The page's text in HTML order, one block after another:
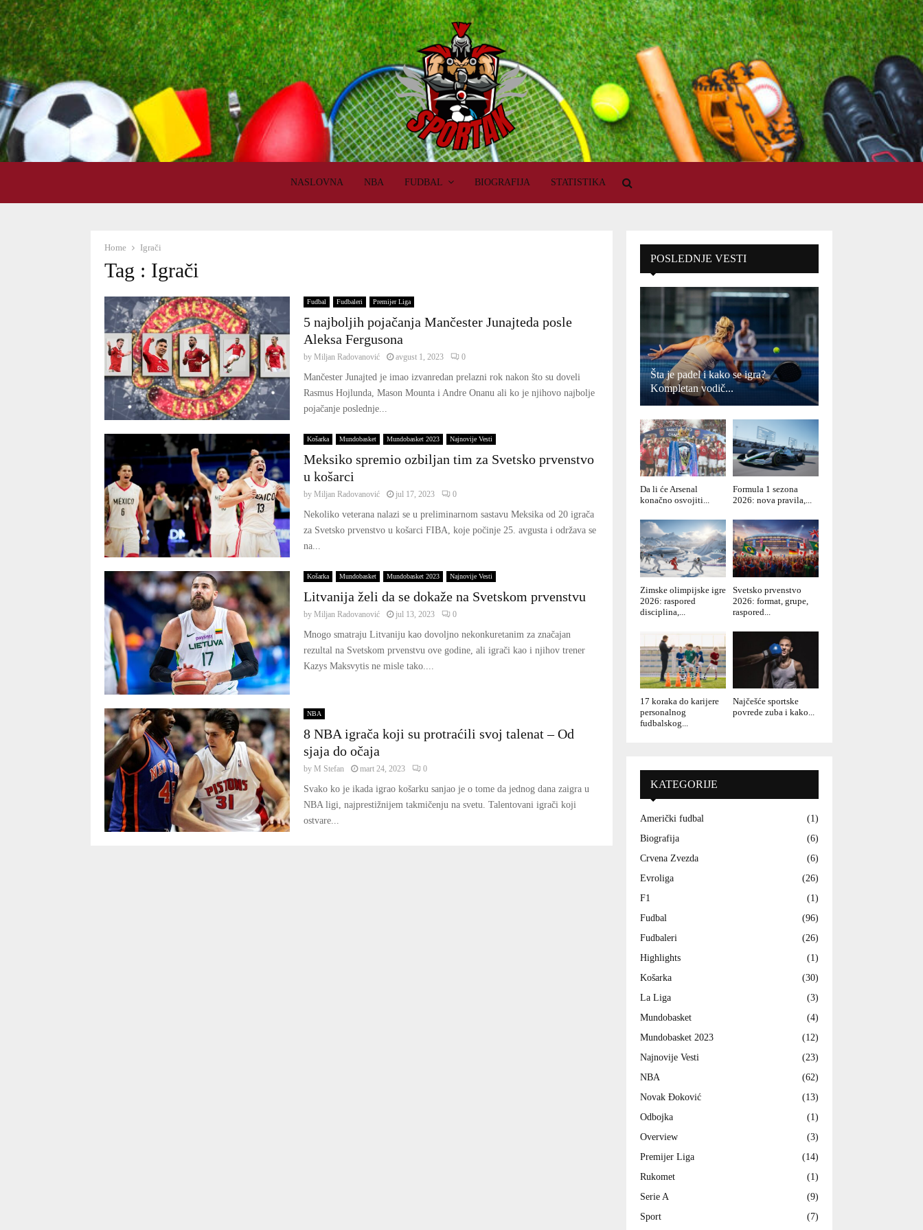
NASLOVNA NBA FUDBAL BIOGRAFIJA STATISTIKA
Home Igrači
Tag : Igrači
Fudbal Fudbaleri Premijer Liga
5 najboljih pojačanja Mančester Junajteda posle
Aleksa Fergusona
by Miljan Radovanović avgust 1, 2023 0
Mančester Junajted je imao izvanredan prelazni rok nakon što su doveli
Rasmus Hojlunda, Mason Mounta i Andre Onanu ali ko je njihovo najbolje
pojačanje poslednje...
Košarka Mundobasket Mundobasket 2023 Najnovije Vesti
Meksiko spremio ozbiljan tim za Svetsko prvenstvo
u košarci
by Miljan Radovanović jul 17, 2023 0
Nekoliko veterana nalazi se u preliminarnom sastavu Meksika od 20 igrača
za Svetsko prvenstvo u košarci FIBA, koje počinje 25. avgusta i održava se
na...
Košarka Mundobasket Mundobasket 2023 Najnovije Vesti
Litvanija želi da se dokaže na Svetskom prvenstvu
by Miljan Radovanović jul 13, 2023 0
Mnogo smatraju Litvaniju kao dovoljno nekonkuretanim za značajan
rezultal na Svetskom prvenstvu ove godine, ali igrači kao i njihov trener
Kazys Maksvytis ne misle tako....
NBA
8 NBA igrača koji su protraćili svoj talenat – Od
sjaja do očaja
by M Stefan mart 24, 2023 0
Svako ko je ikada igrao košarku sanjao je o tome da jednog dana zaigra u
NBA ligi, najprestižnijem takmičenju na svetu. Talentovani igrači koji
ostvare...
POSLEDNJE VESTI
Šta je padel i kako se igra?
Kompletan vodič...
Da li će Arsenal
konačno osvojiti...
Formula 1 sezona
2026: nova pravila,...
Zimske olimpijske igre
2026: raspored
disciplina,...
Svetsko prvenstvo
2026: format, grupe,
raspored...
17 koraka do karijere
personalnog
fudbalskog...
Najčešće sportske
povrede zuba i kako...
KATEGORIJE
Američki fudbal
(1)
Biografija
(6)
Crvena Zvezda
(6)
Evroliga
(26)
F1
(1)
Fudbal
(96)
Fudbaleri
(26)
Highlights
(1)
Košarka
(30)
La Liga
(3)
Mundobasket
(4)
Mundobasket 2023
(12)
Najnovije Vesti
(23)
NBA
(62)
Novak Đoković
(13)
Odbojka
(1)
Overview
(3)
Premijer Liga
(14)
Rukomet
(1)
Serie A
(9)
Sport
(7)